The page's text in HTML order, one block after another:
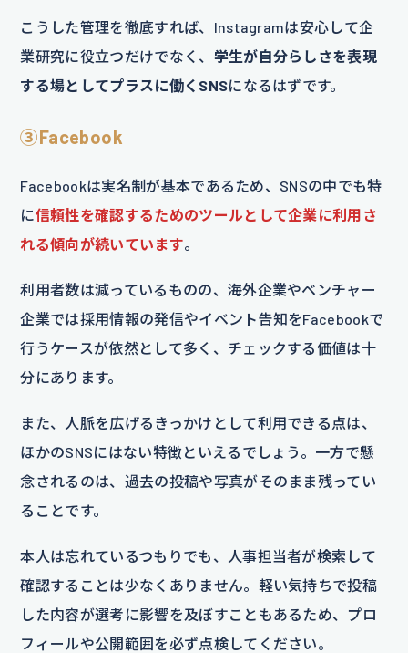
こうした管理を徹底すれば、Instagramは安心して企
業研究に役立つだけでなく、 学生が自分らしさを表現
する場としてプラスに働くSNSになるはずです。
③Facebook
Facebookは実名制が基本であるため、SNSの中でも特
に信頼性を確認するためのツールとして企業に利用さ
れる傾向が続いています。
利用者数は減っているものの、海外企業やベンチャー
企業では採用情報の発信やイベント告知をFacebookで
行うケースが依然として多く、チェックする価値は十
分にあります。
また、人脈を広げるきっかけとして利用できる点は、
ほかのSNSにはない特徴といえるでしょう。一方で懸
念されるのは、過去の投稿や写真がそのまま残ってい
ることです。
本人は忘れているつもりでも、人事担当者が検索して
確認することは少なくありません。軽い気持ちで投稿
した内容が選考に影響を及ぼすこともあるため、プロ
フィールや公開範囲を必ず点検してください。